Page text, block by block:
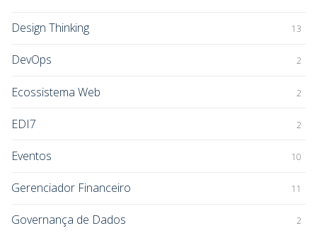
Design Thinking 13
DevOps 2
Ecossistema Web 2
EDI7 2
Eventos 10
Gerenciador Financeiro 11
Governança de Dados 2